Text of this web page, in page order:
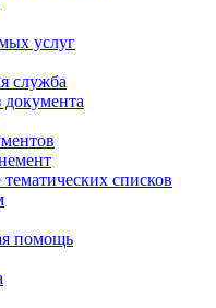
услуг
служба
документа
списков
помощь